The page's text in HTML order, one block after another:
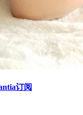
订阅